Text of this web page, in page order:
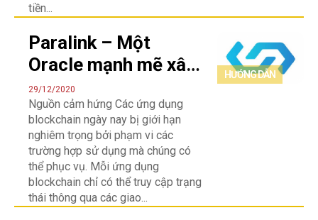
If you're not happy with the results, please do another
tiền...
HƯỚNG DẪN
Paralink – Một
Oracle mạnh mẽ xây
dựng trên mạng
Polkadot
29/12/2020
Nguồn cảm hứng Các ứng dụng
blockchain ngày nay bị giới hạn
nghiêm trọng bởi phạm vi các
trường hợp sử dụng mà chúng có
thể phục vụ. Mỗi ứng dụng
blockchain chỉ có thể truy cập trạng
thái thông qua các giao...